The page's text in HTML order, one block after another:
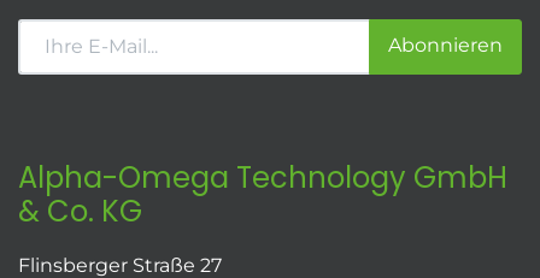
Abonnieren
Alpha-Omega Technology GmbH
& Co. KG
Flinsberger Straße 27